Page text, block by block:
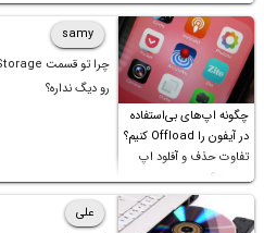
چگونه اپ‌های بی‌استفاده
در آیفون را Offload کنیم؟
تفاوت حذف و آفلود اپ
چیست؟
samy
رو دیگ نداره؟
علی